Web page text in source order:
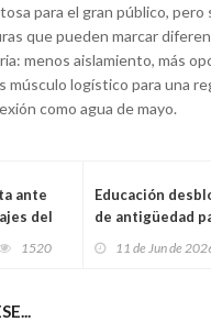
para el gran público, pero
que pueden marcar
menos aislamiento, más
músculo logístico para una
como agua de mayo.
ante
del
1520
Educación
de antigüedad
11 de Jun de